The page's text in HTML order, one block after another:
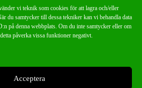
vi teknik som cookies för att lagra och/eller
du samtycker till dessa tekniker kan vi behandla data
på denna webbplats. Om du inte samtycker eller om
påverka vissa funktioner negativt.
Acceptera
– 18:00
ett bra erbjudande!